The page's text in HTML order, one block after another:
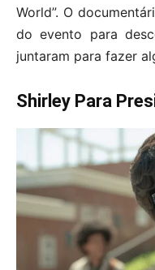
World”. O
do evento para
juntaram para fazer
Shirley Para